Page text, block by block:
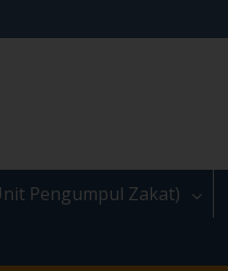
Pengumpul Zakat)